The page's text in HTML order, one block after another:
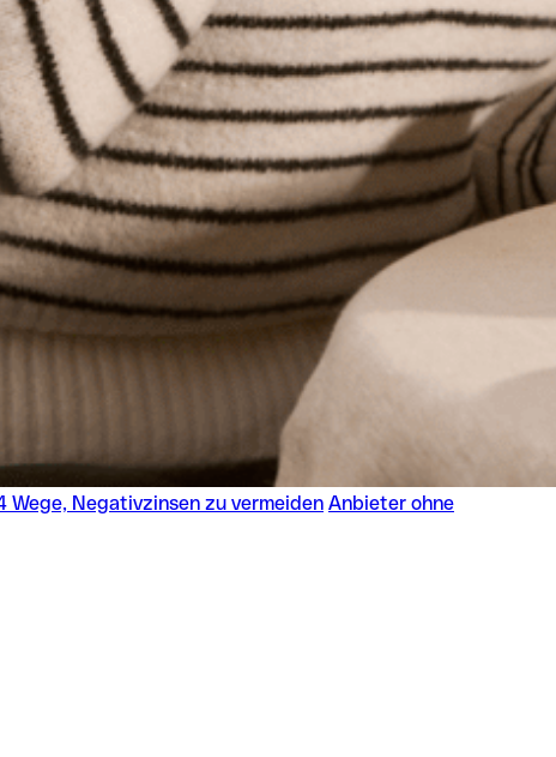
Wege, Negativzinsen zu vermeiden Anbieter ohne